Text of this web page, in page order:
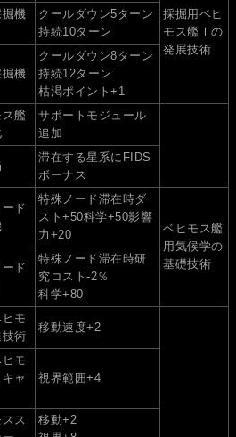
採掘用ベヒ
モス艦Ⅰの
発展技術
機
クールダウン5ターン
持続10ターン
掘機
クールダウン8ターン
持続12ターン
枯渇ポイント+1
艦
サポートモジュール
追加
滞在する星系にFIDS
ボーナス
ド
特殊ノード滞在時ダ
スト+50科学+50影響
力+20
ベヒモス艦
用気候学の
基礎技術
ド
特殊ノード滞在時研
究コスト-2％
科学+80
モ
技術
移動速度+2
モ
ャ
視界範囲+4
ス
移動+2